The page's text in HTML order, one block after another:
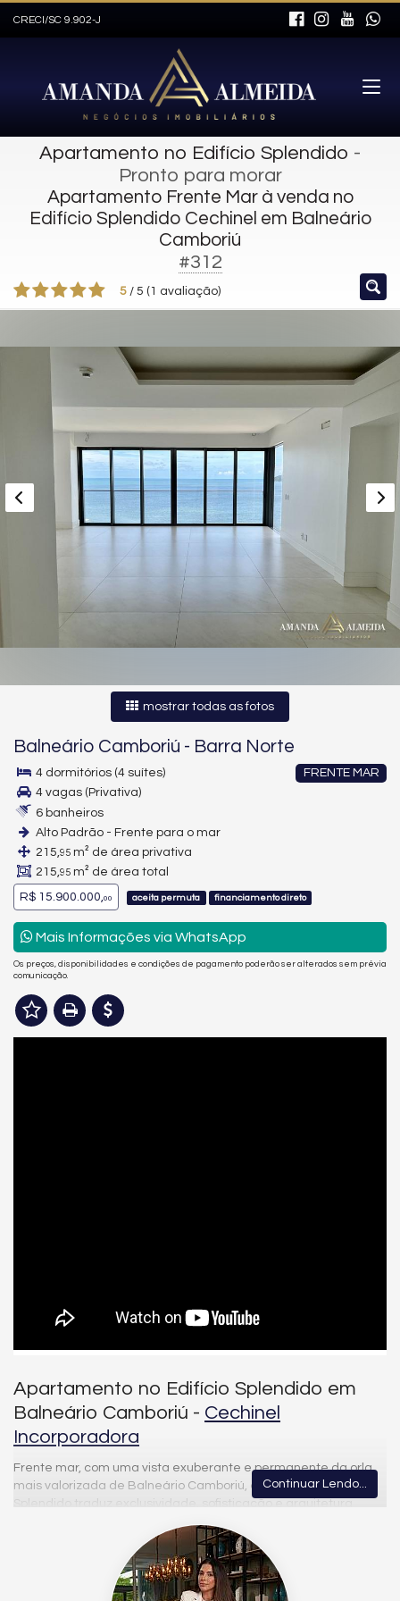
CRECI/SC 9.902-J
Apartamento no Edifício Splendido -
Pronto para morar
Apartamento Frente Mar à venda no
Edifício Splendido Cechinel em Balneário
Camboriú
#312
5 / 5 ( 1 avaliação)
mostrar todas as fotos
Balneário Camboriú - Barra Norte
FRENTE MAR
4 dormitórios (4 suítes)
4 vagas (Privativa)
6 banheiros
Alto Padrão - Frente para o mar
215,95 m² de área privativa
215,95 m² de área total
R$ 15.900.000,00 aceita permuta financiamento direto
Mais Informações via WhatsApp
Os preços, disponibilidades e condições de pagamento poderão ser alterados sem prévia
comunicação.
Apartamento no Edifício Splendido em
Balneário Camboriú - Cechinel
Incorporadora
Frente mar, com uma vista exuberante e permanente da orla
mais valorizada de Balneário Camboriú, este apartamento no
oferece um living generoso, integrado e banhado por luz
natural, valorizando ainda mais a experiência de morar de
frente para o mar. Os acabamentos de alto padrão elevam o
nível do projeto, com piso de madeira na área íntima,
Continuar Lendo...